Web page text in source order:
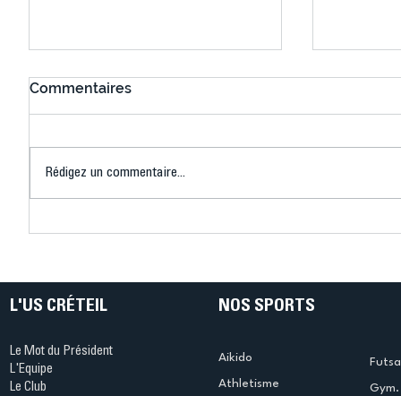
Commentaires
Rédigez un commentaire...
L'US CRÉTEIL
Le Mot du Président
L'Equipe
Le Club
NOS SPORTS
Aikido
Athletisme